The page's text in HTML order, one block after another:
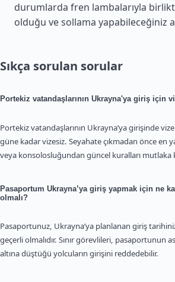
durumlarda fren lambalarıyla
olduğu ve sollama yapabileceğiniz
Sıkça sorulan sorular
Portekiz vatandaşlarının Ukrayna'ya giriş için
Portekiz vatandaşlarının Ukrayna’ya girişinde
güne kadar vizesiz. Seyahate çıkmadan önce en
veya konsolosluğundan güncel kuralları
Pasaportum Ukrayna’ya giriş yapmak için ne
olmalı?
Pasaportunuz, Ukrayna’ya planlanan giriş
geçerli olmalıdır. Sınır görevlileri, pasaportunun
altına düştüğü yolcuların girişini reddedebilir.